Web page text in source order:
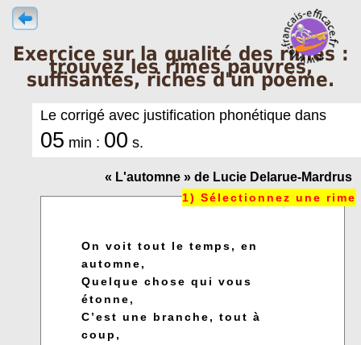
Exercice sur la qualité des rimes :
trouvez les rimes pauvres,
suffisantes, riches d'un poème.
Le corrigé avec justification phonétique dans
05 min : 00 s.
« L'automne » de Lucie Delarue-Mardrus
On voit tout le temps, en
automne,
Quelque chose qui vous
étonne,
C’est une branche, tout à
coup,